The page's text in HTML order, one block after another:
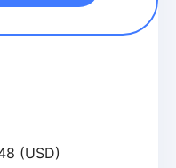
(USD)